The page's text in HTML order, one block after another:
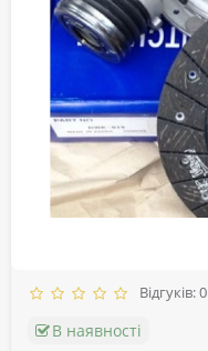
Відгуків: 0
В наявності